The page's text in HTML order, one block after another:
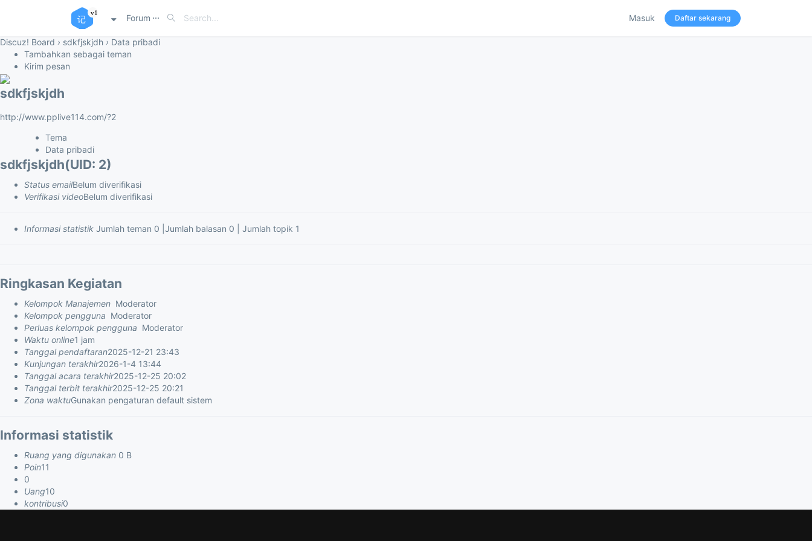
Forum Masuk Daftar sekarang
Discuz! Board › sdkfjskjdh › Data pribadi
Tambahkan sebagai teman
Kirim pesan
sdkfjskjdh
http://www.pplive114.com/?2
Tema
Data pribadi
sdkfjskjdh(UID: 2)
Status emailBelum diverifikasi
Verifikasi videoBelum diverifikasi
Informasi statistik Jumlah teman 0 Jumlah balasan 0 Jumlah topik 1
Ringkasan Kegiatan
Kelompok Manajemen Moderator
Kelompok pengguna Moderator
Perluas kelompok pengguna Moderator
Waktu online1 jam
Tanggal pendaftaran2025-12-21 23:43
Kunjungan terakhir2026-1-4 13:44
Tanggal acara terakhir2025-12-25 20:02
Tanggal terbit terakhir2025-12-25 20:21
Zona waktuGunakan pengaturan default sistem
Informasi statistik
Ruang yang digunakan 0 B
Poin11
0
Uang10
kontribusi0